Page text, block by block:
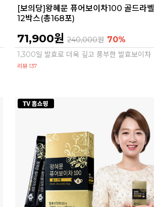
[보의당]왕혜문 퓨어보이차100 골드라벨
12박스(총168포)
71,900원 240,000원 70%
1,300일 발효로 더욱 깊고 풍부한 발효보이차
리뷰 137